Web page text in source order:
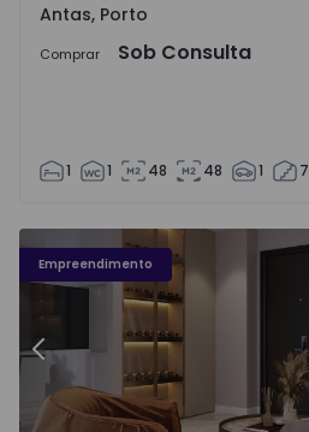
Antas, Porto
Comprar Sob Consulta
1 1 48 48 1 7
Empreendimento
NOBEL 41-85 - 23
Anterior